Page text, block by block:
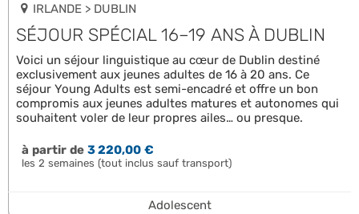
IRLANDE > DUBLIN
SÉJOUR SPÉCIAL 16–19 ANS À DUBLIN
Voici un séjour linguistique au cœur de Dublin destiné
exclusivement aux jeunes adultes de 16 à 20 ans. Ce
séjour Young Adults est semi-encadré et offre un bon
compromis aux jeunes adultes matures et autonomes qui
souhaitent voler de leur propres ailes… ou presque.
à partir de3 220,00 €
les 2 semaines (tout inclus sauf transport)
Adolescent